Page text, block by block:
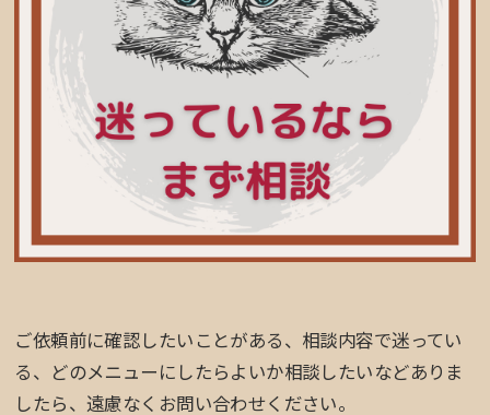
ご依頼前に確認したいことがある、相談内容で迷ってい
る、どのメニューにしたらよいか相談したいなどありま
したら、遠慮なくお問い合わせください。